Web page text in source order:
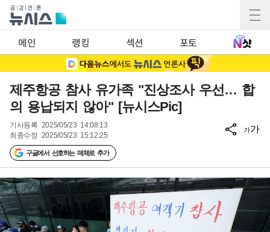
메인 랭킹 섹션 포토
제주항공 참사 유가족 "진상조사 우선… 합
의 용납되지 않아" [뉴시스Pic]
기사등록 2025/05/23 14:08:13
최종수정 2025/05/23 15:12:25
구글에서 선호하는 매체로 추가
가가